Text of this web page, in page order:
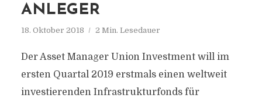
ANLEGER
18. Oktober 2018 2 Min. Lesedauer
Der Asset Manager Union Investment will im
ersten Quartal 2019 erstmals einen weltweit
investierenden Infrastrukturfonds für